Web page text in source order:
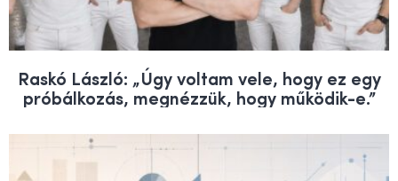
Raskó László: „Úgy voltam vele, hogy ez egy
próbálkozás, megnézzük, hogy működik-e.”